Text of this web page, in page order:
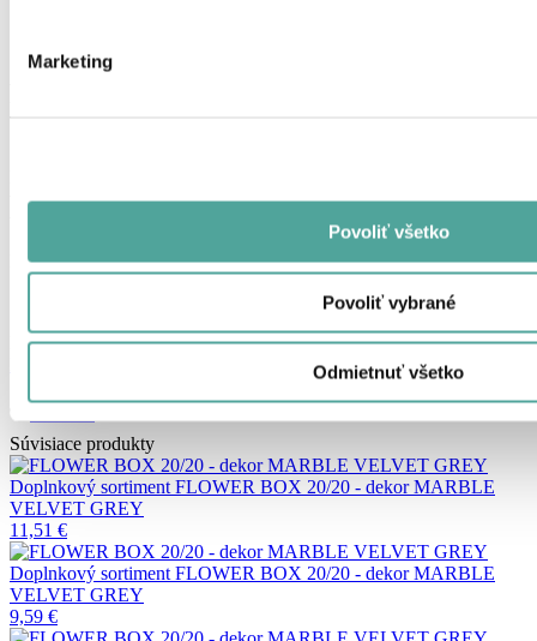
Marketing
Povoliť všetko
Povoliť vybrané
Odmietnuť všetko
VELVET GREY
vonkajší prebal je z luxusnej dekoratívnej látky. Priemer 20cm,
Katalógové číslo:FB2020/530
Pre registrované firmy (B2B) zvýhodnená cena.
fakturačné údaje.
Súvisiace produkty
Doplnkový sortiment FLOWER BOX 20/20 - dekor MARBLE
VELVET GREY
11,51 €
Doplnkový sortiment FLOWER BOX 20/20 - dekor MARBLE
VELVET GREY
9,59 €